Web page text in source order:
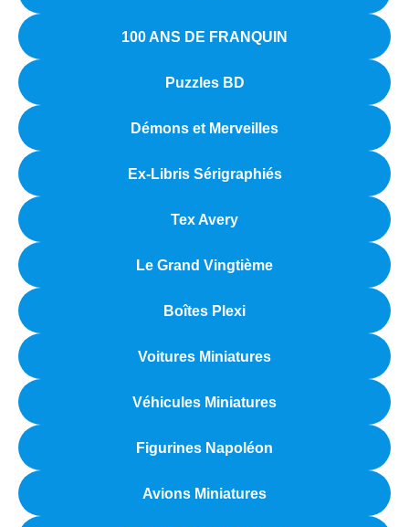
100 ANS DE FRANQUIN
Puzzles BD
Démons et Merveilles
Ex-Libris Sérigraphiés
Tex Avery
Le Grand Vingtième
Boîtes Plexi
Voitures Miniatures
Véhicules Miniatures
Figurines Napoléon
Avions Miniatures